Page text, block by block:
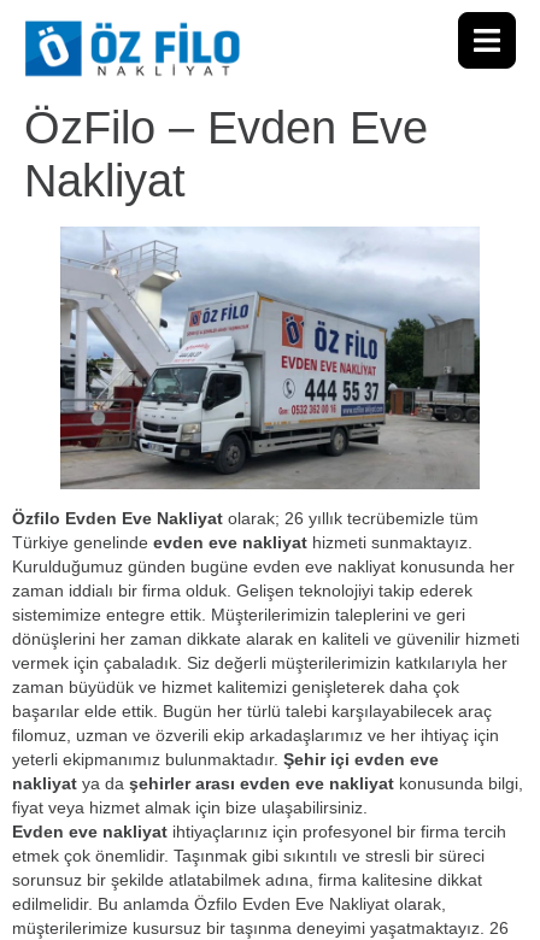
ÖzFilo – Evden Eve
Nakliyat
Özfilo Evden Eve Nakliyat olarak; 26 yıllık tecrübemizle tüm
Türkiye genelinde evden eve nakliyat hizmeti sunmaktayız.
Kurulduğumuz günden bugüne evden eve nakliyat konusunda her
zaman iddialı bir firma olduk. Gelişen teknolojiyi takip ederek
sistemimize entegre ettik. Müşterilerimizin taleplerini ve geri
dönüşlerini her zaman dikkate alarak en kaliteli ve güvenilir hizmeti
vermek için çabaladık. Siz değerli müşterilerimizin katkılarıyla her
zaman büyüdük ve hizmet kalitemizi genişleterek daha çok
başarılar elde ettik. Bugün her türlü talebi karşılayabilecek araç
filomuz, uzman ve özverili ekip arkadaşlarımız ve her ihtiyaç için
yeterli ekipmanımız bulunmaktadır. Şehir içi evden eve
nakliyat ya da şehirler arası evden eve nakliyat konusunda bilgi,
fiyat veya hizmet almak için bize ulaşabilirsiniz.
Evden eve nakliyat ihtiyaçlarınız için profesyonel bir firma tercih
etmek çok önemlidir. Taşınmak gibi sıkıntılı ve stresli bir süreci
sorunsuz bir şekilde atlatabilmek adına, firma kalitesine dikkat
edilmelidir. Bu anlamda Özfilo Evden Eve Nakliyat olarak,
müşterilerimize kusursuz bir taşınma deneyimi yaşatmaktayız. 26